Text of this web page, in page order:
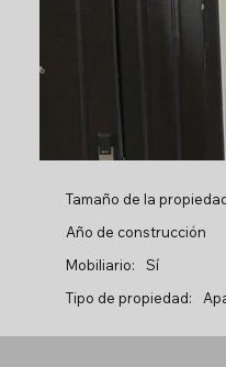
Tamaño de la
Año de construcción
Mobiliario:
Sí
Tipo de propiedad: